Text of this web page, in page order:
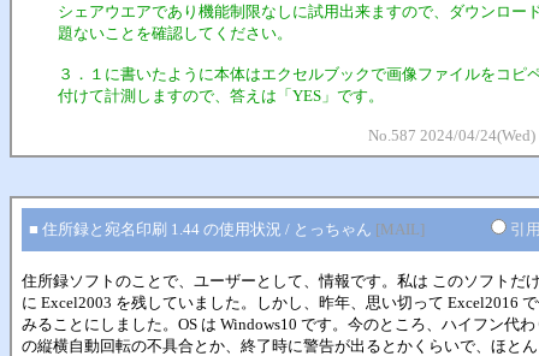
シェアウエアであり機能制限なしに試用出来ますので、ダウンロー
題ないことを確認してください。
３．１に書いたように本体はエクセルブックで画像ファイルをコピ
付けて計測しますので、答えは「YES」です。
No.587 2024/04/
■ 住所録と宛名印刷 1.44 の使用状況 / とっちゃん [MAIL] 引
住所録ソフトのことで、ユーザーとして、情報です。私は このソフトだ
に Excel2003 を残していました。しかし、昨年、思い切って Excel2016
みることにしました。OS は Windows10 です。今のところ、ハイフン代
の縦横自動回転の不具合とか、終了時に警告が出るとかくらいで、ほと